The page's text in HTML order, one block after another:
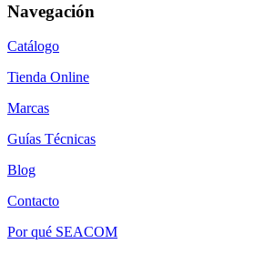
Navegación
Catálogo
Tienda Online
Marcas
Guías Técnicas
Blog
Contacto
Por qué SEACOM